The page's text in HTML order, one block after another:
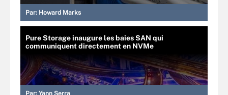
Par: Howard Marks
Pure Storage inaugure les baies SAN qui
communiquent directement en NVMe
Par: Yann Serra